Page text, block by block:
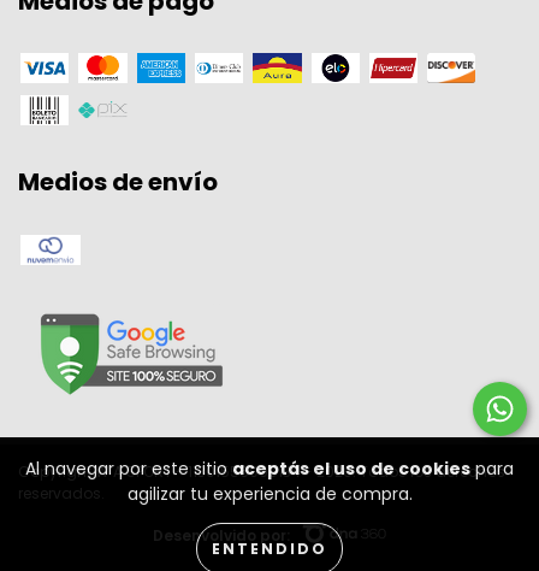
Al navegar por este sitioaceptás el uso de cookiespara
agilizar tu experiencia de compra.
ENTENDIDO
Medios de envío
Copyright W A SPORT - 11301556000134 - 2026. Todos los derechos
reservados.
Desenvolvido por: